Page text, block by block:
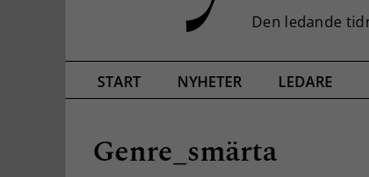
START NYHETER LEDARE
Genre_smärta